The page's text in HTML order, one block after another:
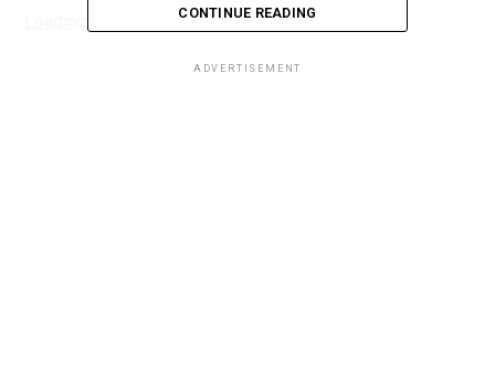
CONTINUE READING
ADVERTISEMENT